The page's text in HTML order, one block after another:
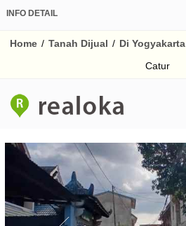
INFO DETAIL
Home / Tanah Dijual / Di Yogyakarta
Catur